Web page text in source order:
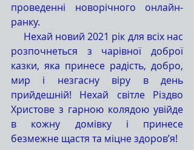
проведенні новорічного онлайн-
ранку.
розпочнеться з чарівної доброї
казки, яка принесе радість, добро,
мир і незгасну віру в день
прийдешній! Нехай світле Різдво
Христове з гарною колядою увійде
в кожну домівку і принесе
безмежне щастя та міцне здоров’я!